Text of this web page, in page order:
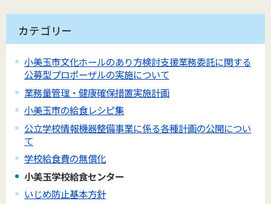
カテゴリー
小美玉市文化ホールのあり方検討支援業務委託に関する
公募型プロポーザルの実施について
業務量管理・健康確保措置実施計画
小美玉市の給食レシピ集
公立学校情報機器整備事業に係る各種計画の公開につい
て
学校給食費の無償化
小美玉学校給食センター
いじめ防止基本方針